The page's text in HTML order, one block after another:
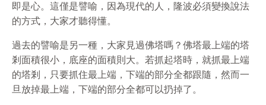
即是心。這僅是譬喻，因為現代的人，隆波必須變換說法
的方式，大家才聽得懂。
過去的譬喻是另一種，大家見過佛塔嗎？佛塔最上端的塔
剎面積很小，底座的面積則大。若抓起塔時，就抓最上端
的塔剎，只要抓住最上端，下端的部分全都跟隨，然而一
旦放掉最上端，下端的部分全都可以扔掉了。